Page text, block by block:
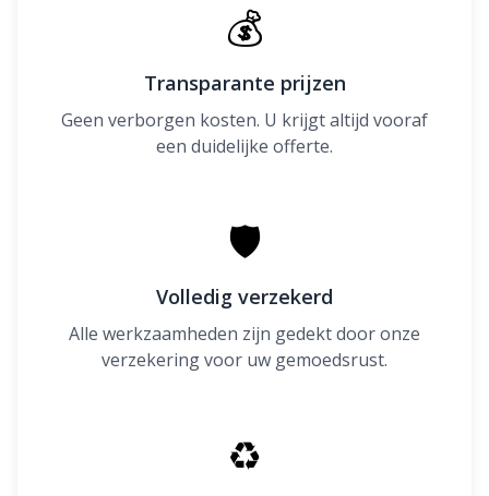
💰
Transparante prijzen
Geen verborgen kosten. U krijgt altijd vooraf
een duidelijke offerte.
🛡
Volledig verzekerd
Alle werkzaamheden zijn gedekt door onze
verzekering voor uw gemoedsrust.
♻